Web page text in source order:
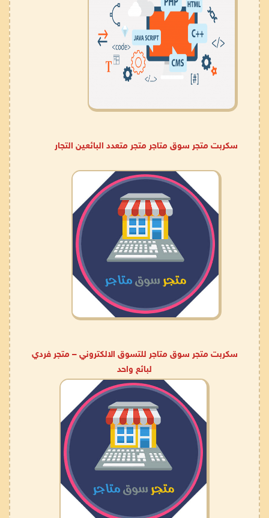
سكربت متجر سوق متاجر متجر متعدد البائعين التجار
سكربت متجر سوق متاجر للتسوق الالكتروني – متجر فردي
لبائع واحد